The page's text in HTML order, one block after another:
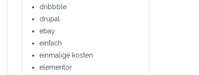
dribbble
drupal
ebay
einfach
einmalige kosten
elementor